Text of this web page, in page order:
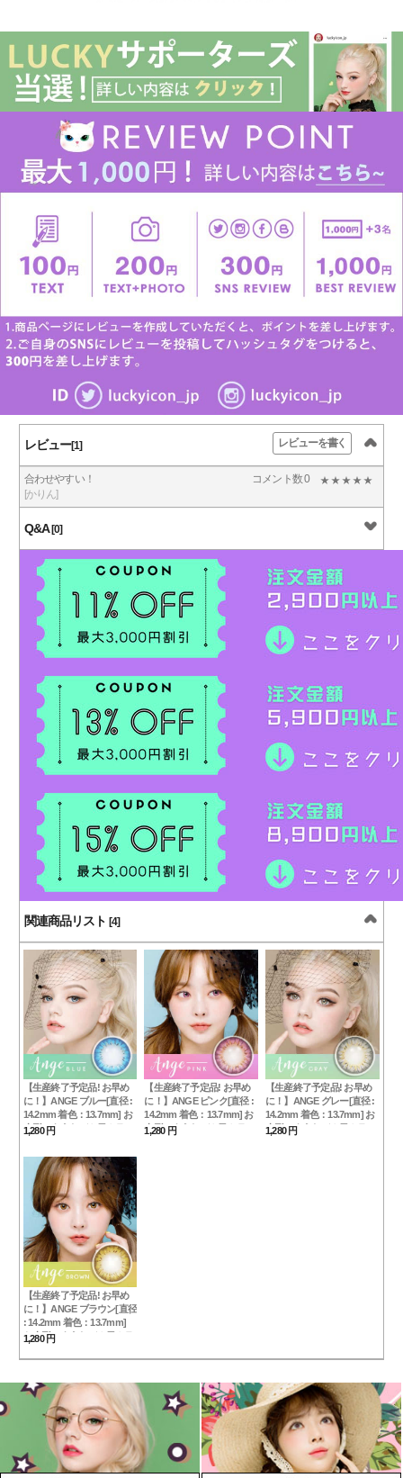
レビュー[1]
合わせやすい！
[かりん]
コメント数 0
レビューを書く
Q&A[0]
関連商品リスト [4]
【生産終了予定品! お早め
に！】ANGE ブルー[直径 :
14.2mm 着色：13.7mm] お
人形のようなデカ目カラコ
~-10.00まで)
1,280 円
【生産終了予定品! お早め
に！】ANGE ピンク[直径 :
14.2mm 着色：13.7mm] お
人形のようなデカ目カラコ
1,280 円
【生産終了予定品! お早め
に！】ANGE グレー[直径 :
14.2mm 着色：13.7mm] お
人形のようなデカ目カラコ
1,280 円
【生産終了予定品! お早め
に！】ANGE ブラウン[直径
: 14.2mm 着色：13.7mm]
お人形のようなデカ目カラ
~-10.00まで)
1,280 円